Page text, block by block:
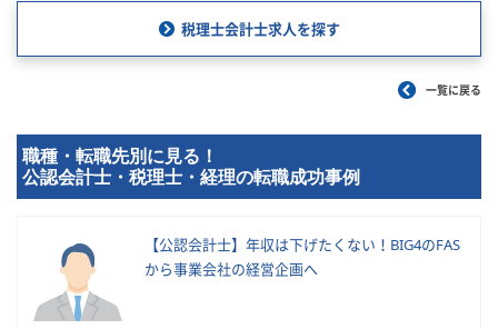
税理士会計士求人を探す
一覧に戻る
職種・転職先別に見る！
公認会計士・税理士・経理の転職成功事例
【公認会計士】年収は下げたくない！BIG4のFAS
から事業会社の経営企画へ